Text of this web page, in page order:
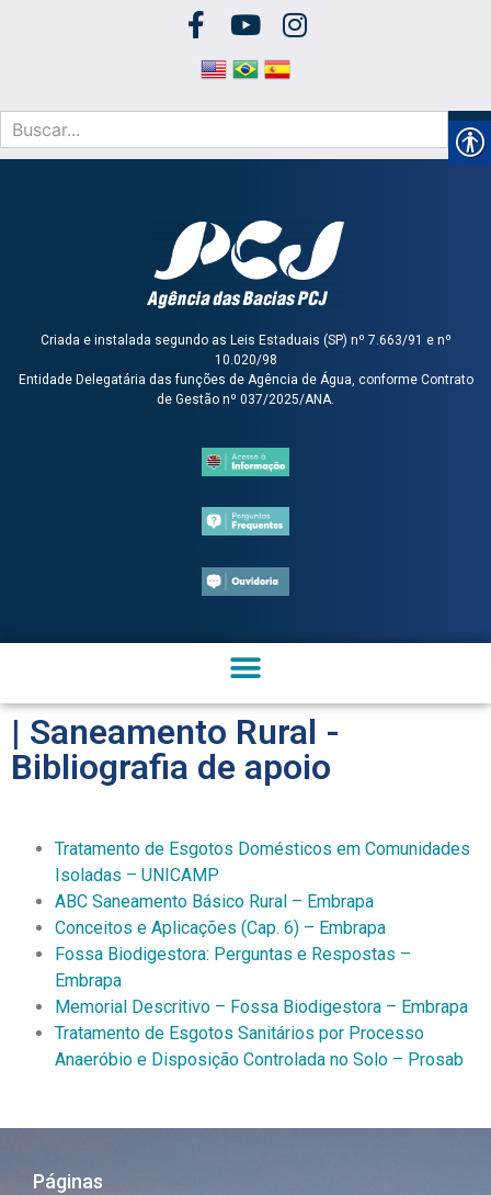
Criada e instalada segundo as Leis Estaduais (SP) nº 7.663/91 e nº
10.020/98
Entidade Delegatária das funções de Agência de Água, conforme Contrato
de Gestão nº 037/2025/ANA.
| Saneamento Rural -
Bibliografia de apoio
Tratamento de Esgotos Domésticos em Comunidades
Isoladas – UNICAMP
ABC Saneamento Básico Rural – Embrapa
Conceitos e Aplicações (Cap. 6) – Embrapa
Fossa Biodigestora: Perguntas e Respostas –
Embrapa
Memorial Descritivo – Fossa Biodigestora – Embrapa
Tratamento de Esgotos Sanitários por Processo
Anaeróbio e Disposição Controlada no Solo – Prosab
Páginas